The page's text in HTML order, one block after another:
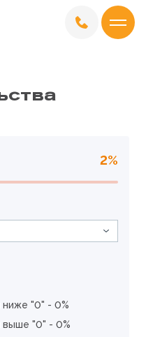
2%
"0" - 0%
"0" - 0%